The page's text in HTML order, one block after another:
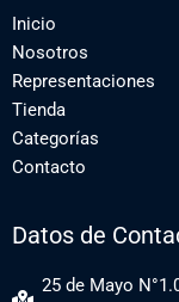
Inicio
Nosotros
Representaciones
Tienda
Categorías
Contacto
Datos de
25 de Mayo